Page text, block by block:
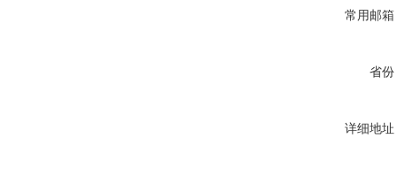
常用邮箱
省份
详细地址